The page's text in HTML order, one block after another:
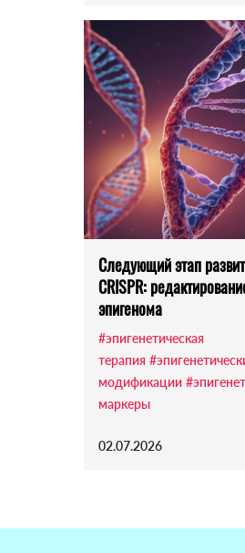
Следующий этап
CRISPR:
эпигенома
#эпигенетическая
терапия
модификации
маркеры
02.07.2026